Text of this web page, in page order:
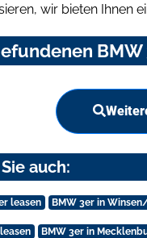
wir bieten Ihnen
auch:
leasen BMW 3er in
BMW 3er in